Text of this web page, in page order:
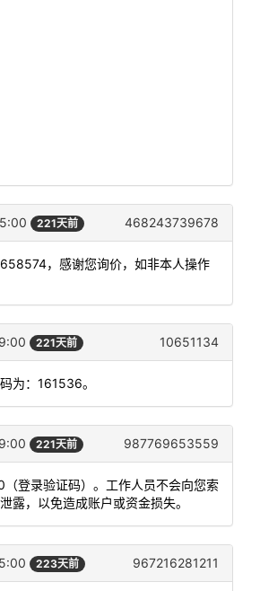
221天前 468243739678
658574，感谢您询价，如非本人操作
221天前 10651134
为：161536。
221天前 987769653559
（登录验证码）。工作人员不会向您索
露，以免造成账户或资金损失。
223天前 967216281211